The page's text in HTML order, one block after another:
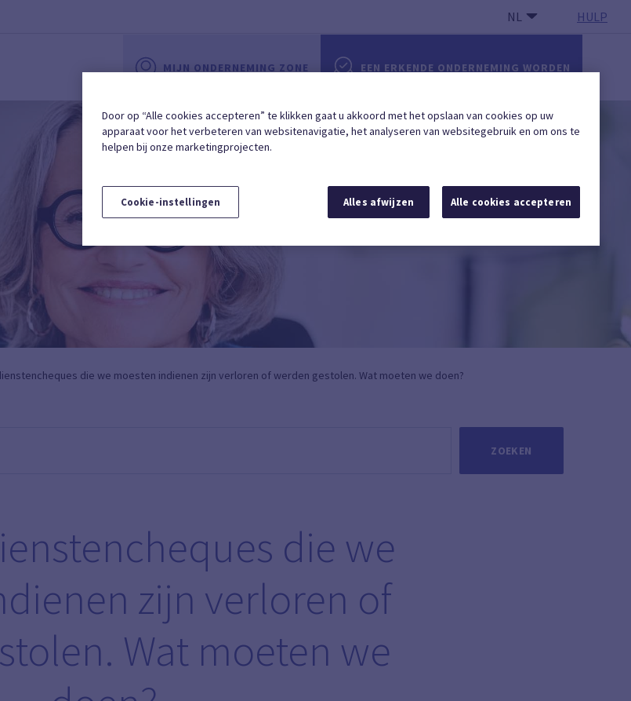
NL HULP
MIJN ONDERNEMING ZONE EEN ERKENDE ONDERNEMING WORDEN
die we moesten indienen zijn verloren of werden gestolen. Wat moeten we doen?
ZOEKEN
die we
zijn verloren of
Wat moeten we
Door op “Alle cookies accepteren” te klikken gaat u akkoord met het opslaan van cookies op uw
apparaat voor het verbeteren van websitenavigatie, het analyseren van websitegebruik en om ons te
helpen bij onze marketingprojecten.
Cookie-instellingen Alles afwijzen Alle cookies accepteren